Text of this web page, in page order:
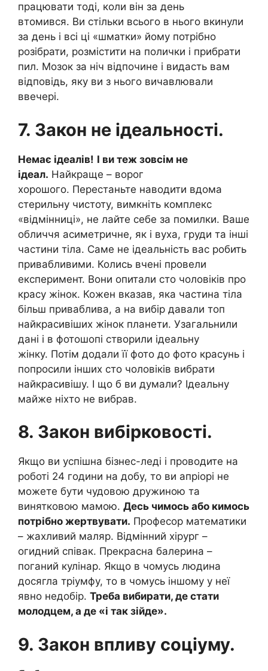
працювати тоді, коли він за день
втомився. Ви стільки всього в нього вкинули
за день і всі ці «шматки» йому потрібно
розібрати, розмістити на полички і прибрати
пил. Мозок за ніч відпочине і видасть вам
відповідь, яку ви з нього вичавлювали
ввечері.
7. Закон не ідеальності.
Немає ідеалів! І ви теж зовсім не
ідеал. Найкраще – ворог
хорошого. Перестаньте наводити вдома
стерильну чистоту, вимкніть комплекс
«відмінниці», не лайте себе за помилки. Ваше
обличчя асиметричне, як і вуха, груди та інші
частини тіла. Саме не ідеальність вас робить
привабливими. Колись вчені провели
експеримент. Вони опитали сто чоловіків про
красу жінок. Кожен вказав, яка частина тіла
більш приваблива, а на вибір давали топ
найкрасивіших жінок планети. Узагальнили
дані і в фотошопі створили ідеальну
жінку. Потім додали її фото до фото красунь і
попросили інших сто чоловіків вибрати
найкрасивішу. І що б ви думали? Ідеальну
майже ніхто не вибрав.
8. Закон вибірковості.
Якщо ви успішна бізнес-леді і проводите на
роботі 24 години на добу, то ви апріорі не
можете бути чудовою дружиною та
винятковою мамою. Десь чимось або кимось
потрібно жертвувати. Професор математики
– жахливий маляр. Відмінний хірург –
огидний співак. Прекрасна балерина –
поганий кулінар. Якщо в чомусь людина
досягла тріумфу, то в чомусь іншому у неї
явно недобір. Треба вибирати, де стати
молодцем, а де «і так зійде».
9. Закон впливу соціуму.